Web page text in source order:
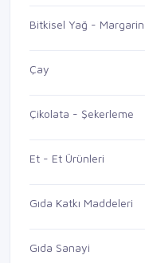
Bitkisel Yağ - Margarin
Çay
Çikolata - Şekerleme
Et - Et Ürünleri
Gıda Katkı Maddeleri
Gıda Sanayi